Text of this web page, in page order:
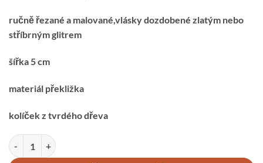
ručně řezané a malované,vlásky dozdobené zlatým nebo
stříbrným glitrem
šířka 5 cm
materiál překližka
kolíček z tvrdého dřeva
andílek-fialový na kolíčku množství